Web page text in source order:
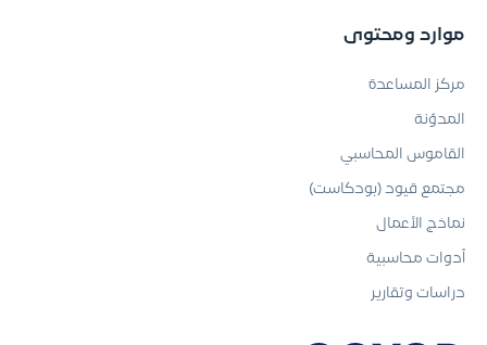
موارد ومحتوى
مركز المساعدة
المدوّنة
القاموس المحاسبي
مجتمع قيود (بودكاست)
نماذج الأعمال
أدوات محاسبية
دراسات وتقارير